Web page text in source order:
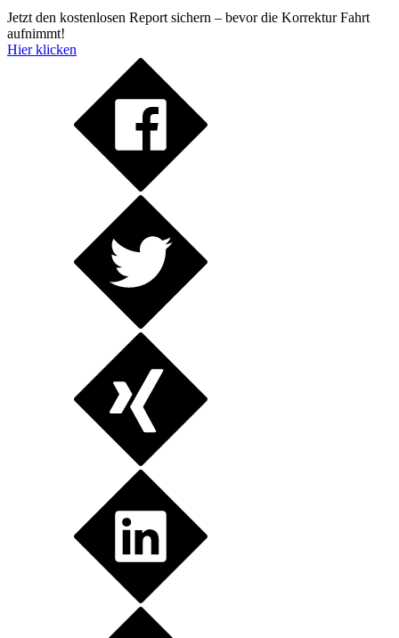
Jetzt den kostenlosen Report sichern – bevor die Korrektur Fahrt
aufnimmt!
Hier klicken